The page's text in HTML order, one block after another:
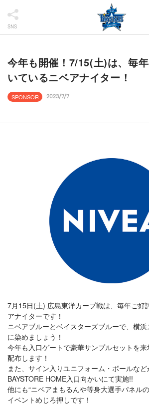
SNS
今年も開催！7/15(土)は、毎
いているニベアナイター！
SPONSOR 2023/7/7
7月15日(土) 広島東洋カープ戦は、毎年ご好
アナイターです！
ニベアブルーとベイスターズブルーで、横
に染めましょう！
今年も入口ゲートで豪華サンプルセットを
配布します！
また、サイン入りユニフォーム・ボールな
BAYSTORE HOME入口向かいにて実施!!
他にも“ニベアまもるんや等身大選手パネル
イベントめじろ押しです！